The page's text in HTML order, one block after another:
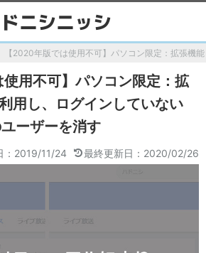
【2020年版では使用不可】パソコン限定：拡張機
使用不可】パソコン限定：拡
用し、ログインしていない
ーザーを消す
：2019/11/24 最終更新日：2020/02/26